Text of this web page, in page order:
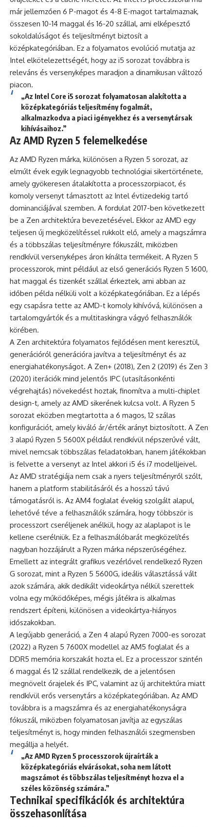
már jellemzően 6 P-magot és 4-8 E-magot tartalmaznak,
összesen 10-14 maggal és 16-20 szállal, ami elképesztő
sokoldalúságot és teljesítményt biztosít a
középkategóriában. Ez a folyamatos evolúció mutatja az
Intel elkötelezettségét, hogy az i5 sorozat továbbra is
releváns és versenyképes maradjon a dinamikusan változó
piacon.
„Az Intel Core i5 sorozat folyamatosan alakította a
középkategóriás teljesítmény fogalmát,
alkalmazkodva a piaci igényekhez és a versenytársak
kihívásaihoz.”
Az AMD Ryzen 5 felemelkedése
Az AMD Ryzen márka, különösen a Ryzen 5 sorozat, az
elmúlt évek egyik legnagyobb technológiai sikertörténete,
amely gyökeresen átalakította a processzorpiacot, és
komoly versenyt támasztott az Intel évtizedekig tartó
dominanciájával szemben. A fordulat 2017-ben következett
be a Zen architektúra bevezetésével. Ekkor az AMD egy
teljesen új megközelítéssel rukkolt elő, amely a magszámra
és a többszálas teljesítményre fókuszált, miközben
rendkívül versenyképes áron kínálta termékeit. A Ryzen 5
processzorok, mint például az első generációs Ryzen 5 1600,
hat maggal és tizenkét szállal érkeztek, ami abban az
időben példa nélküli volt a középkategóriában. Ez a lépés
egy csapásra tette az AMD-t komoly kihívóvá, különösen a
tartalomgyártók és a multitaskingra vágyó felhasználók
körében.
A Zen architektúra folyamatos fejlődésen ment keresztül,
generációról generációra javítva a teljesítményt és az
energiahatékonyságot. A Zen+ (2018), Zen 2 (2019) és Zen 3
(2020) iterációk mind jelentős IPC (utasításonkénti
végrehajtás) növekedést hoztak, finomítva a multi-chiplet
design-t, amely az AMD sikerének kulcsa volt. A Ryzen 5
sorozat eközben megtartotta a 6 magos, 12 szálas
konfigurációt, amely kiváló ár/érték arányt biztosított. A Zen
3 alapú Ryzen 5 5600X például rendkívül népszerűvé vált,
mivel nemcsak többszálas feladatokban, hanem játékokban
is felvette a versenyt az Intel akkori i5 és i7 modelljeivel.
Az AMD stratégiája nem csak a nyers teljesítményről szólt,
hanem a platform stabilitásáról és a hosszú távú
támogatásról is. Az AM4 foglalat évekig szolgált alapul,
lehetővé téve a felhasználók számára, hogy többször is
processzort cseréljenek anélkül, hogy az alaplapot is le
kellene cserélniük. Ez a felhasználóbarát megközelítés
nagyban hozzájárult a Ryzen márka népszerűségéhez.
Emellett az integrált grafikus vezérlővel rendelkező Ryzen
G sorozat, mint a Ryzen 5 5600G, ideális választássá vált
azok számára, akik dedikált videokártya nélkül szerettek
volna egy működőképes, mégis játékra is alkalmas
rendszert építeni, különösen a videokártya-hiányos
időszakokban.
A legújabb generáció, a Zen 4 alapú Ryzen 7000-es sorozat
(2022) a Ryzen 5 7600X modellel az AM5 foglalat és a
DDR5 memória korszakát hozta el. Ez a processzor szintén
6 maggal és 12 szállal rendelkezik, de a jelentősen
megnövelt órajelek és IPC, valamint az új architektúra miatt
rendkívül erős versenytárs a középkategóriában. Az AMD
továbbra is a magszámra és az energiahatékonyságra
fókuszál, miközben folyamatosan javítja az egyszálas
teljesítményt is, hogy minden felhasználói szegmensben
megállja a helyét.
„Az AMD Ryzen 5 processzorok újraírták a
középkategóriás elvárásokat, soha nem látott
magszámot és többszálas teljesítményt hozva el a
széles közönség számára.”
Technikai specifikációk és architektúra
összehasonlítása